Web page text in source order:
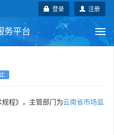
注册
登录
务平台
员会
程》，主管部门为云南省市场监